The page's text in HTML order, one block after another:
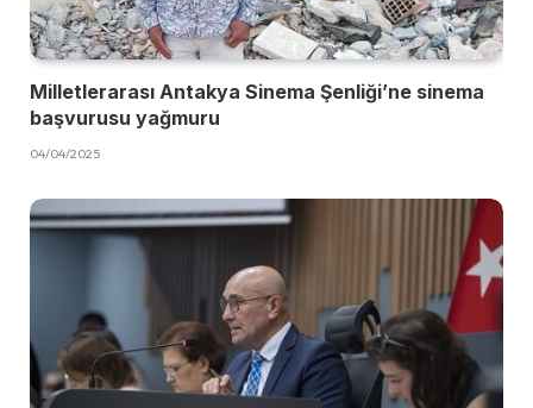
Milletlerarası Antakya Sinema Şenliği’ne sinema
başvurusu yağmuru
04/04/2025